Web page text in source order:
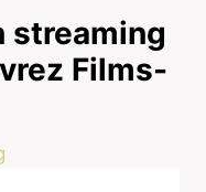
streaming
Films-